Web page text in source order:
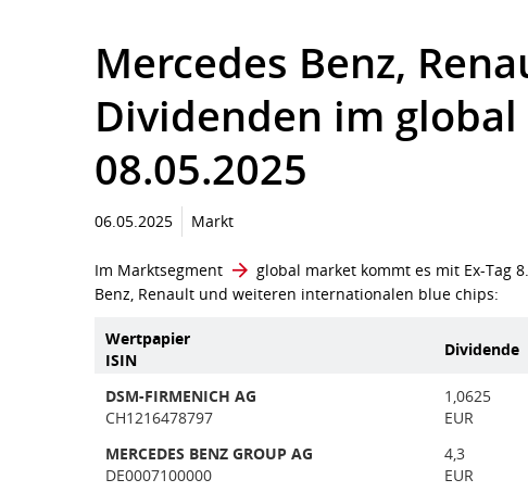
Mercedes Benz,
Dividenden im global
08.05.2025
06.05.2025 Markt
Im Marktsegment global market kommt es mit Ex-Tag
Benz, Renault und weiteren internationalen blue chips:
Wertpapier
ISIN
Dividende
DSM-FIRMENICH AG
CH1216478797
1,0625
EUR
MERCEDES BENZ GROUP AG
DE0007100000
4,3
EUR